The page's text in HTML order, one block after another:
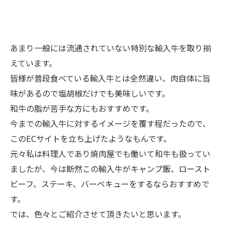
あまり一般には流通されていない特別な輸入牛を取り揃
えています。
皆様が普段食べている輸入牛とは全然違い、肉自体に旨
味があるので塩胡椒だけでも美味しいです。
和牛の脂が苦手な方にもおすすめです。
今までの輸入牛に対するイメージを覆す程だったので、
このECサイトを立ち上げたようなもんです。
元々私は料理人であり焼肉屋でも働いて和牛も扱ってい
ましたが、今は断然この輸入牛がキャンプ飯、ロースト
ビーフ、ステーキ、バーベキューをするならおすすめで
す。
では、色々とご紹介させて頂きたいと思います。